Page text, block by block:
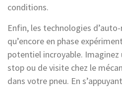
conditions.
Enfin, les technologies
qu’encore en phase
potentiel incroyable. Imaginez
stop ou de visite chez le
dans votre pneu. En